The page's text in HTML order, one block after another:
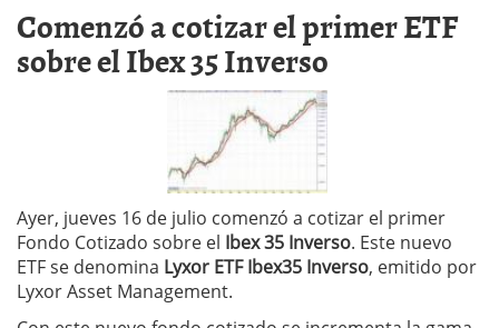
Comenzó a cotizar el primer ETF
sobre el Ibex 35 Inverso
Ayer, jueves 16 de julio comenzó a cotizar el primer
Fondo Cotizado sobre el Ibex 35 Inverso. Este nuevo
ETF se denomina Lyxor ETF Ibex35 Inverso, emitido por
Lyxor Asset Management.